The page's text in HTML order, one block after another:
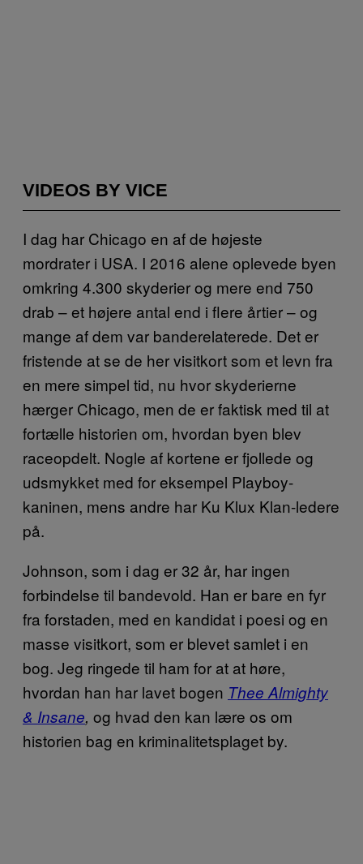
VIDEOS BY VICE
I dag har Chicago en af de højeste
mordrater i USA. I 2016 alene oplevede byen
omkring 4.300 skyderier og mere end 750
drab – et højere antal end i flere årtier – og
mange af dem var banderelaterede. Det er
fristende at se de her visitkort som et levn fra
en mere simpel tid, nu hvor skyderierne
hærger Chicago, men de er faktisk med til at
fortælle historien om, hvordan byen blev
raceopdelt. Nogle af kortene er fjollede og
udsmykket med for eksempel Playboy-
kaninen, mens andre har Ku Klux Klan-ledere
på.
Johnson, som i dag er 32 år, har ingen
forbindelse til bandevold. Han er bare en fyr
fra forstaden, med en kandidat i poesi og en
masse visitkort, som er blevet samlet i en
bog. Jeg ringede til ham for at at høre,
hvordan han har lavet bogen Thee Almighty
& Insane, og hvad den kan lære os om
historien bag en kriminalitetsplaget by.